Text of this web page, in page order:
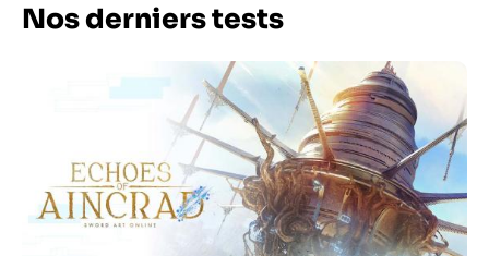
Nos derniers tests